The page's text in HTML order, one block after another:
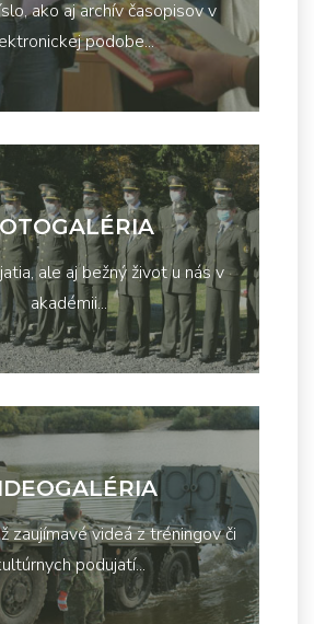
ako aj archív časopisov v
podobe...
ale aj bežný život u nás v
akadémii...
zaujímavé videá z tréningov či
podujatí...